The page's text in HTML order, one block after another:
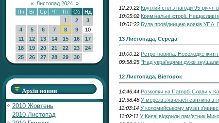
« Листопад 2024 »
Пн
Вт Ср Чт Пт Сб
Нд
1
2
3
4
5 6 7 8 9
10
11
12 13 14 15 16
17
18
19 20 21 22 23
24
25
26 27 28 29 30
Архів новин
2010 Жовтень
2010 Листопад
12:29:22 Круглий стіл з нагоди 95-річчя
10:05:02 Кримінальні історії. Нещасливі
10:01:22 Була провідницею вояків УПА.
13 Листопада, Середа
10:00:12 Ретро-новина. Несолодке
09:58:25 "Над українцями дуже
12 Листопада, Вівторок
14:46:44 Розкопки на Пагорбі Слави у
12:38:46 У мережі з'явилася світлина з
11:03:14 У коломийському музеї
11:02:11 У Києві відкрили пам’ятник